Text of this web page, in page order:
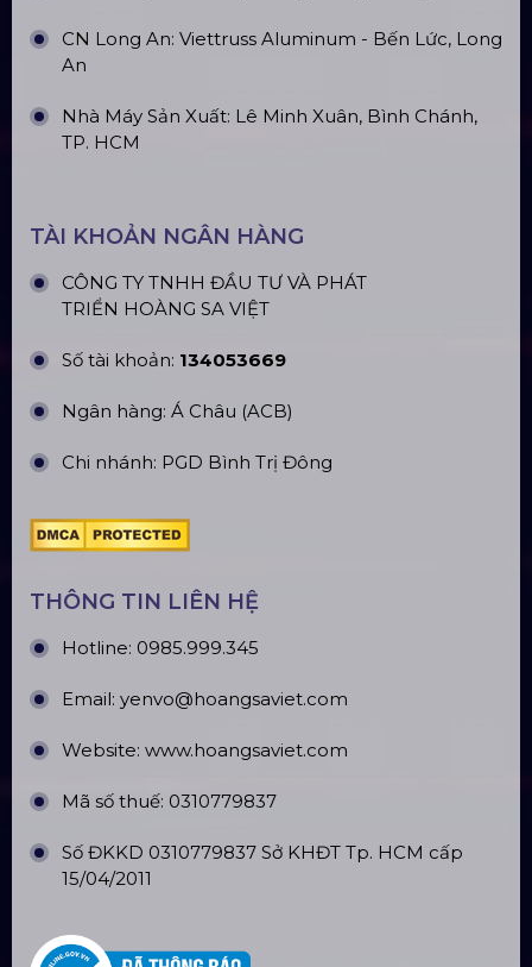
CN Long An: Viettruss Aluminum - Bến Lức, Long
An
Nhà Máy Sản Xuất: Lê Minh Xuân, Bình Chánh,
TP. HCM
TÀI KHOẢN NGÂN HÀNG
CÔNG TY TNHH ĐẦU TƯ VÀ PHÁT
TRIỂN HOÀNG SA VIỆT
Số tài khoản: 134053669
Ngân hàng: Á Châu (ACB)
Chi nhánh: PGD Bình Trị Đông
THÔNG TIN LIÊN HỆ
Hotline: 0985.999.345
Email: yenvo@hoangsaviet.com
Website: www.hoangsaviet.com
Mã số thuế: 0310779837
Số ĐKKD 0310779837 Sở KHĐT Tp. HCM cấp
15/04/2011